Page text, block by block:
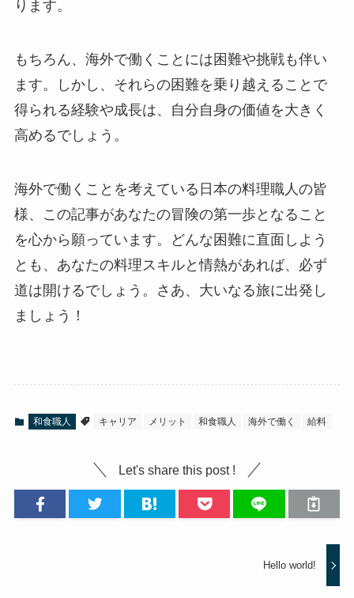
ります。
もちろん、海外で働くことには困難や挑戦も伴い
ます。しかし、それらの困難を乗り越えることで
得られる経験や成長は、自分自身の価値を大きく
高めるでしょう。
海外で働くことを考えている日本の料理職人の皆
様、この記事があなたの冒険の第一歩となること
を心から願っています。どんな困難に直面しよう
とも、あなたの料理スキルと情熱があれば、必ず
道は開けるでしょう。さあ、大いなる旅に出発し
ましょう！
和食職人 キャリア メリット 和食職人 海外で働く 給料
Let's share this post !
Hello world!